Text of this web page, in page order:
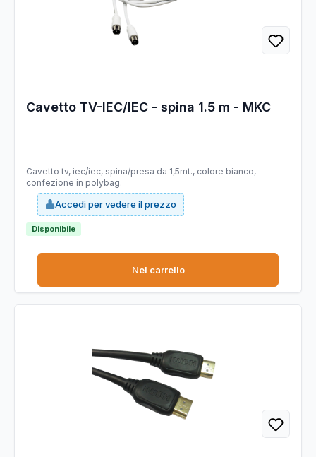
Cavetto TV-IEC/IEC - spina 1.5 m - MKC
Cavetto tv, iec/iec, spina/presa da 1,5mt., colore bianco,
confezione in polybag.
Accedi per vedere il prezzo
Disponibile
Nel carrello